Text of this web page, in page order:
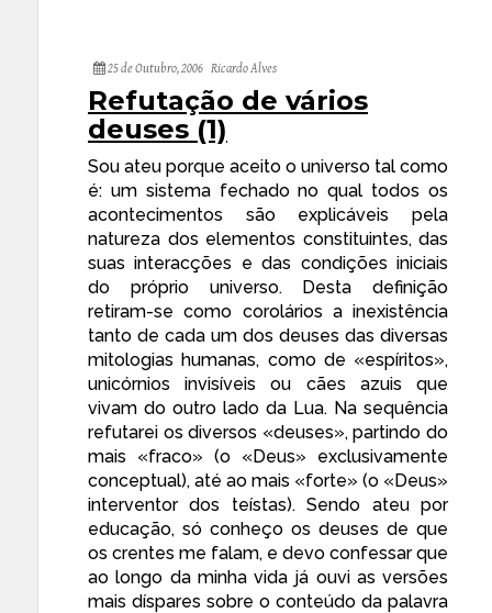
25 de Outubro, 2006 Ricardo Alves
Refutação de vários
deuses (1)
Sou ateu porque aceito o universo tal como
é: um sistema fechado no qual todos os
acontecimentos são explicáveis pela
natureza dos elementos constituintes, das
suas interacções e das condições iniciais
do próprio universo. Desta definição
retiram-se como corolários a inexistência
tanto de cada um dos deuses das diversas
mitologias humanas, como de «espíritos»,
unicórnios invisíveis ou cães azuis que
vivam do outro lado da Lua. Na sequência
refutarei os diversos «deuses», partindo do
mais «fraco» (o «Deus» exclusivamente
conceptual), até ao mais «forte» (o «Deus»
interventor dos teístas). Sendo ateu por
educação, só conheço os deuses de que
os crentes me falam, e devo confessar que
ao longo da minha vida já ouvi as versões
mais díspares sobre o conteúdo da palavra